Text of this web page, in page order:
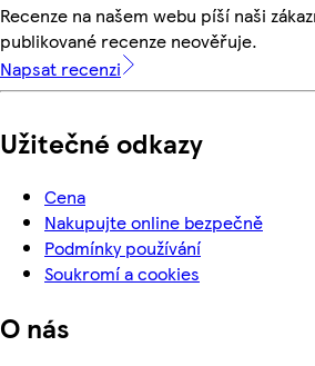
Recenze na našem webu píší naši
publikované recenze neověřuje.
Napsat recenzi
Užitečné odkazy
Cena
Nakupujte online bezpečně
Podmínky používání
Soukromí a cookies
O nás